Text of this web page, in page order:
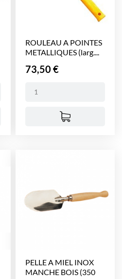
ROULEAU A POINTES
METALLIQUES (larg....
Prix
73,50 €
PELLE A MIEL INOX
MANCHE BOIS (350